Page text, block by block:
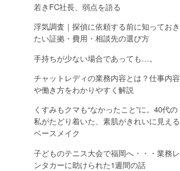
若きFC社長、弱点を語る
浮気調査｜探偵に依頼する前に知っておき
たい証拠・費用・相談先の選び方
手持ちが少ない場合であっても…。
チャットレディの業務内容とは？仕事内容
や働き方をわかりやすく解説
くすみもクマも“なかったこと”に。40代の
私がたどり着いた、素肌がきれいに見える
ベースメイク
子どものテニス大会で福岡へ・・・業務レ
ンタカーに助けられた1週間の話